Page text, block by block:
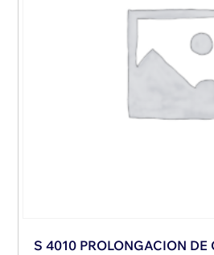
S 4010 PROLONGACION